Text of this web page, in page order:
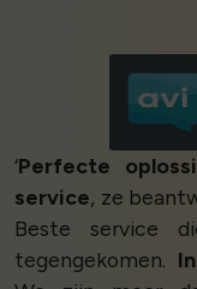
‘Perfecte
service, ze
Beste service
tegengekomen.